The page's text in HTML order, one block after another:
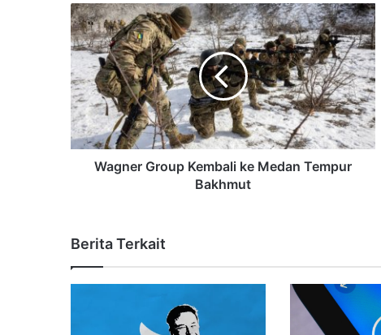
Wagner Group Kembali ke Medan Tempur
Bakhmut
Berita Terkait